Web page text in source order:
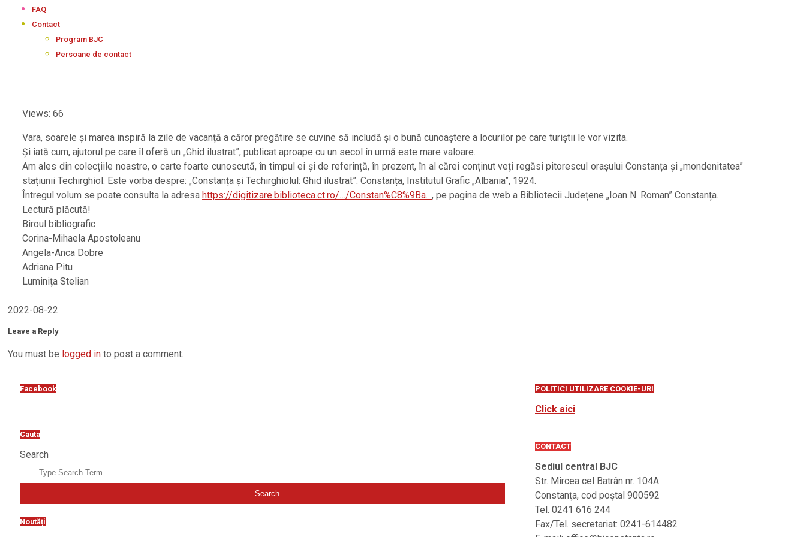
FAQ
Contact
Program BJC
Persoane de contact
Views: 66
Vara, soarele și marea inspiră la zile de vacanță a căror pregătire se cuvine să includă și o bună cunoaștere a locurilor pe care turiștii le vor vizita.
Și iată cum, ajutorul pe care îl oferă un „Ghid ilustrat”, publicat aproape cu un secol în urmă este mare valoare.
Am ales din colecțiile noastre, o carte foarte cunoscută, în timpul ei și de referință, în prezent, în al cărei conținut veți regăsi pitorescul orașului Constanța și „mondenitatea”
stațiunii Techirghiol. Este vorba despre: „Constanța și Techirghiolul: Ghid ilustrat”. Constanța, Institutul Grafic „Albania”, 1924.
Întregul volum se poate consulta la adresa https://digitizare.biblioteca.ct.ro/…/Constan%C8%9Ba…, pe pagina de web a Bibliotecii Județene „Ioan N. Roman” Constanța.
Lectură plăcută!
Biroul bibliografic
Corina-Mihaela Apostoleanu
Angela-Anca Dobre
Adriana Pitu
Luminița Stelian
2022-08-22
Leave a Reply
You must be logged in to post a comment.
Facebook
Cauta
Search
Noutăți
POLITICI UTILIZARE COOKIE-URI
Click aici
CONTACT
Sediul central BJC
Str. Mircea cel Batrân nr. 104A
Constanţa, cod poştal 900592
Tel. 0241 616 244
Fax/Tel. secretariat: 0241-614482